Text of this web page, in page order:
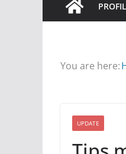
PROFIL
You are here:
UPDATE